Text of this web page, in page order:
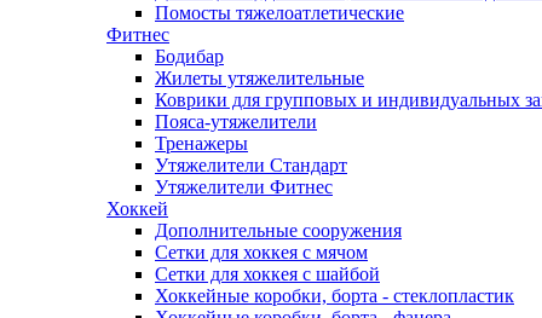
Помосты тяжелоатлетические
Фитнес
Бодибар
Жилеты утяжелительные
Коврики для групповых и индивидуальных
Пояса-утяжелители
Тренажеры
Утяжелители Стандарт
Утяжелители Фитнес
Хоккей
Дополнительные сооружения
Сетки для хоккея с мячом
Сетки для хоккея с шайбой
Хоккейные коробки, борта - стеклопластик